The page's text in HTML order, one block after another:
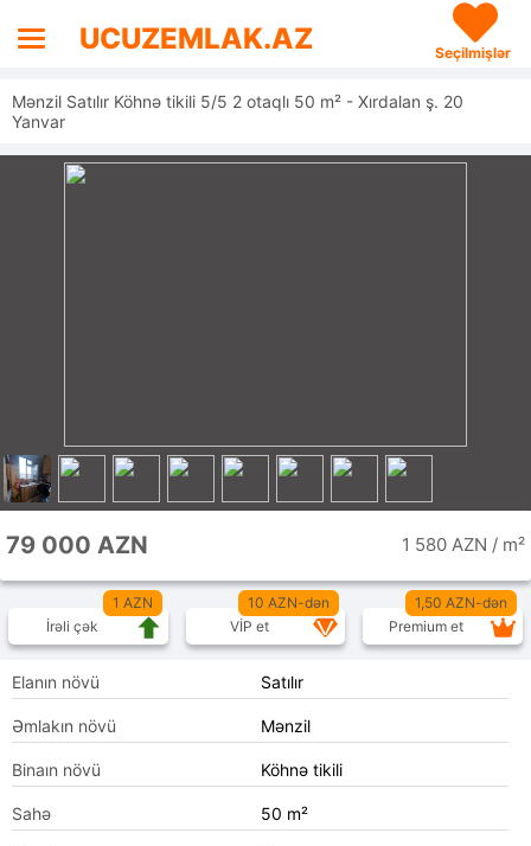
UCUZEMLAK.AZ Seçilmişlər
Mənzil Satılır Köhnə tikili 5/5 2 otaqlı 50 m² - Xırdalan ş. 20
Yanvar
79 000 AZN 1 580 AZN / m²
1 AZN
İrəli çək
10 AZN-dən
VİP et
1,50 AZN-dən
Premium et
Elanın növü Satılır
Əmlakın növü Mənzil
Binaın növü Köhnə tikili
Sahə 50 m²